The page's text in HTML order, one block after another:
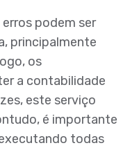
podem ser
principalmente
os
a contabilidade
este serviço
é importante
todas